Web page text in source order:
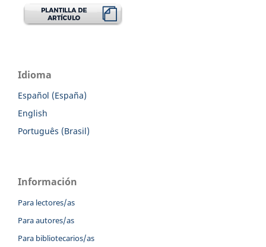
Idioma
Español (España)
English
Português (Brasil)
Información
Para lectores/as
Para autores/as
Para bibliotecarios/as